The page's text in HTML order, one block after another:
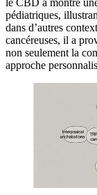
pédiatriques,
dans d’autres
cancéreuses, il a
non seulement la
approche